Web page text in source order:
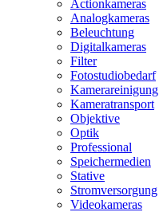
Actionkameras
Analogkameras
Beleuchtung
Digitalkameras
Filter
Fotostudiobedarf
Kamerareinigung
Kameratransport
Objektive
Optik
Professional
Speichermedien
Stative
Stromversorgung
Videokameras